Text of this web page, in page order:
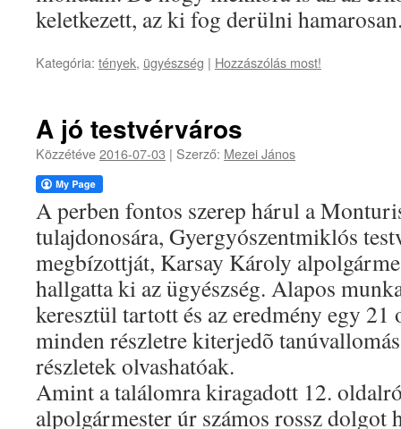
keletkezett, az ki fog derülni
Kategória: tények, ügyészség | Hozzászólás most!
A jó testvérváros
Közzétéve2016-07-03 | Szerző: Mezei János
A perben fontos szerep hárul a
tulajdonosára, Gyergyószentmiklós
megbízottját, Karsay Károly
hallgatta ki az ügyészség. Alapos
keresztül tartott és az eredmény egy 21
minden részletre kiterjedõ
részletek olvashatóak.
Amint a találomra kiragadott 12.
alpolgármester úr számos rossz dolgot